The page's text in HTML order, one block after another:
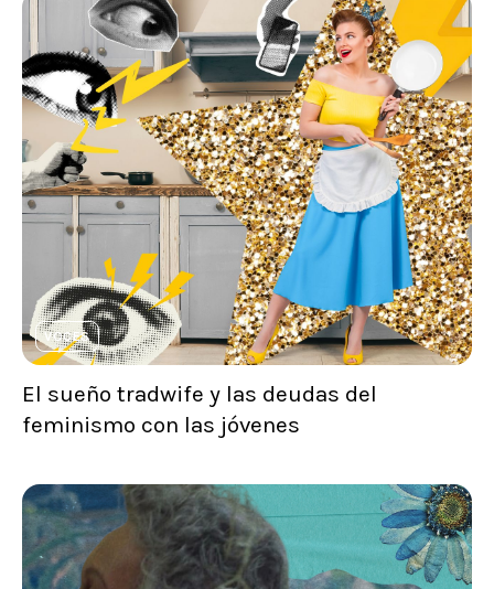
VOCES
El sueño tradwife y las deudas del
feminismo con las jóvenes